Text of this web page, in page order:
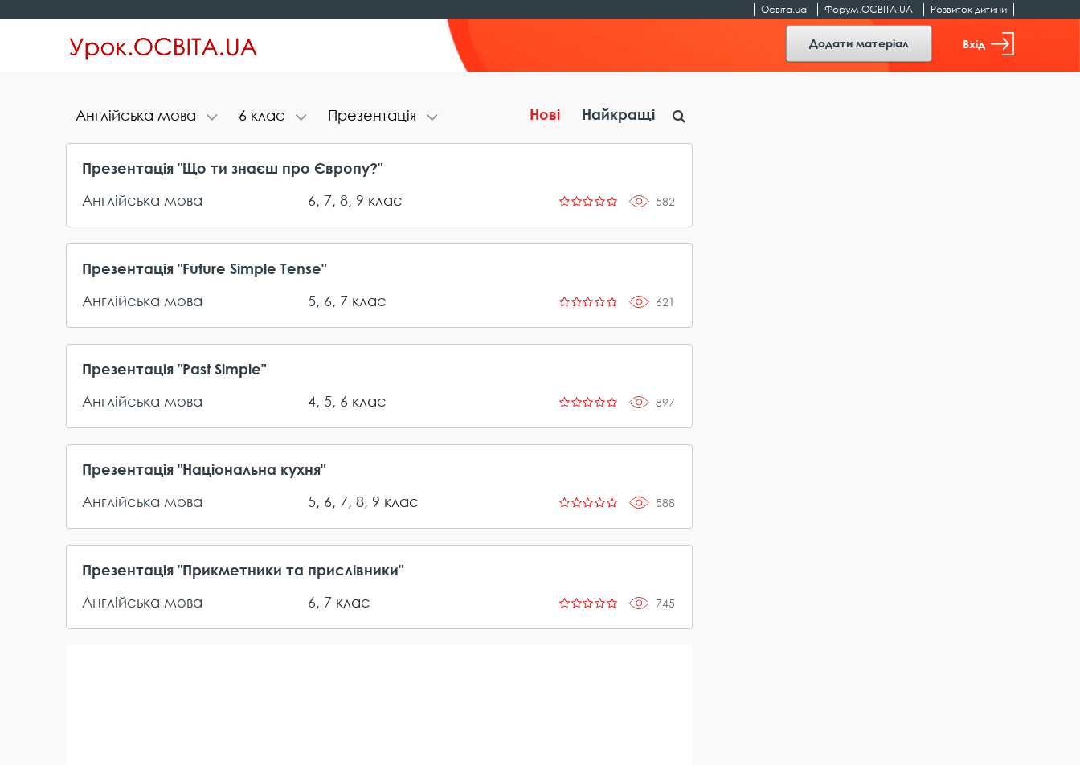
Освіта.ua Форум.ОСВІТА.UA Розвиток дитини
Додати матеріал Вхід
А​н​г​л​і​й​с​ь​к​а​ ​м​о​в​а 6​ ​к​л​а​с П​р​е​з​е​н​т​а​ц​і​я Нові Найкращі
Презентація "Що ти знаєш про Європу?"
Англійська мова
6, 7, 8, 9 клас 582
Презентація "Future Simple Tense"
Англійська мова
5, 6, 7клас 621
Презентація "Past Simple"
Англійська мова
4, 5, 6клас 897
Презентація "Національна кухня"
Англійська мова
5, 6, 7, 8, 9 клас 588
Презентація "Прикметники та прислівники"
Англійська мова
6, 7клас 745